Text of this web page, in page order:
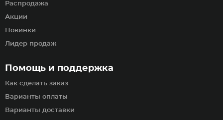
Помощь и поддержка
Как сделать заказ
Варианты оплаты
Варианты доставки
Распродажа
Акции
Новинки
Лидер продаж